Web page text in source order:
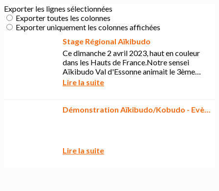
Exporter les lignes sélectionnées
Exporter toutes les colonnes
Exporter uniquement les colonnes affichées
Stage Régional Aïkibudo
Ce dimanche 2 avril 2023, haut en couleur
dans les Hauts de France.Notre sensei
Aïkibudo Val d'Essonne animait le 3ème
stage régional de la saison accompagné
Lire la suite
Démonstration Aïkibudo/Kobudo - Evènement Santé/Sport 2018
Lire la suite